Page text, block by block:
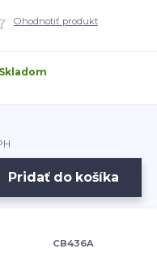
Ohodnotiť produkt
Skladom
Pridať do košíka
CB436A